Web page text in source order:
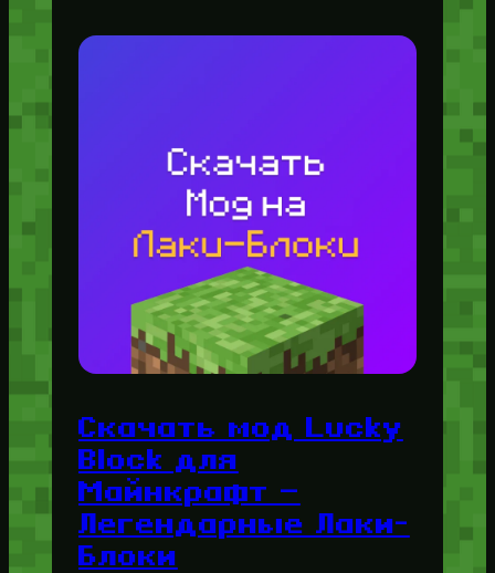
Скачать мод Lucky
Block для
Майнкрафт —
Легендарные Лаки-
Блоки